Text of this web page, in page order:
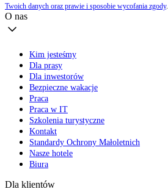
Twoich danych oraz prawie i sposobie wycofania zgody.
O nas
Kim jesteśmy
Dla prasy
Dla inwestorów
Bezpieczne wakacje
Praca
Praca w IT
Szkolenia turystyczne
Kontakt
Standardy Ochrony Małoletnich
Nasze hotele
Biura
Dla klientów